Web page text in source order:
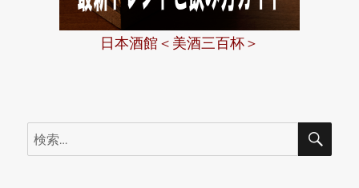
日本酒館＜美酒三百杯＞
検
索:
検